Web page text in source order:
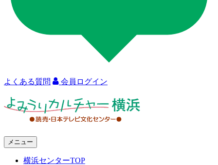
よくある質問 会員ログイン
メニュー
横浜センターTOP